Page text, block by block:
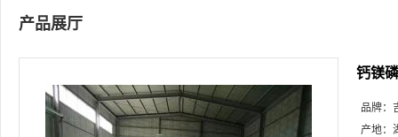
产品展厅
钙镁
品牌：
产地：